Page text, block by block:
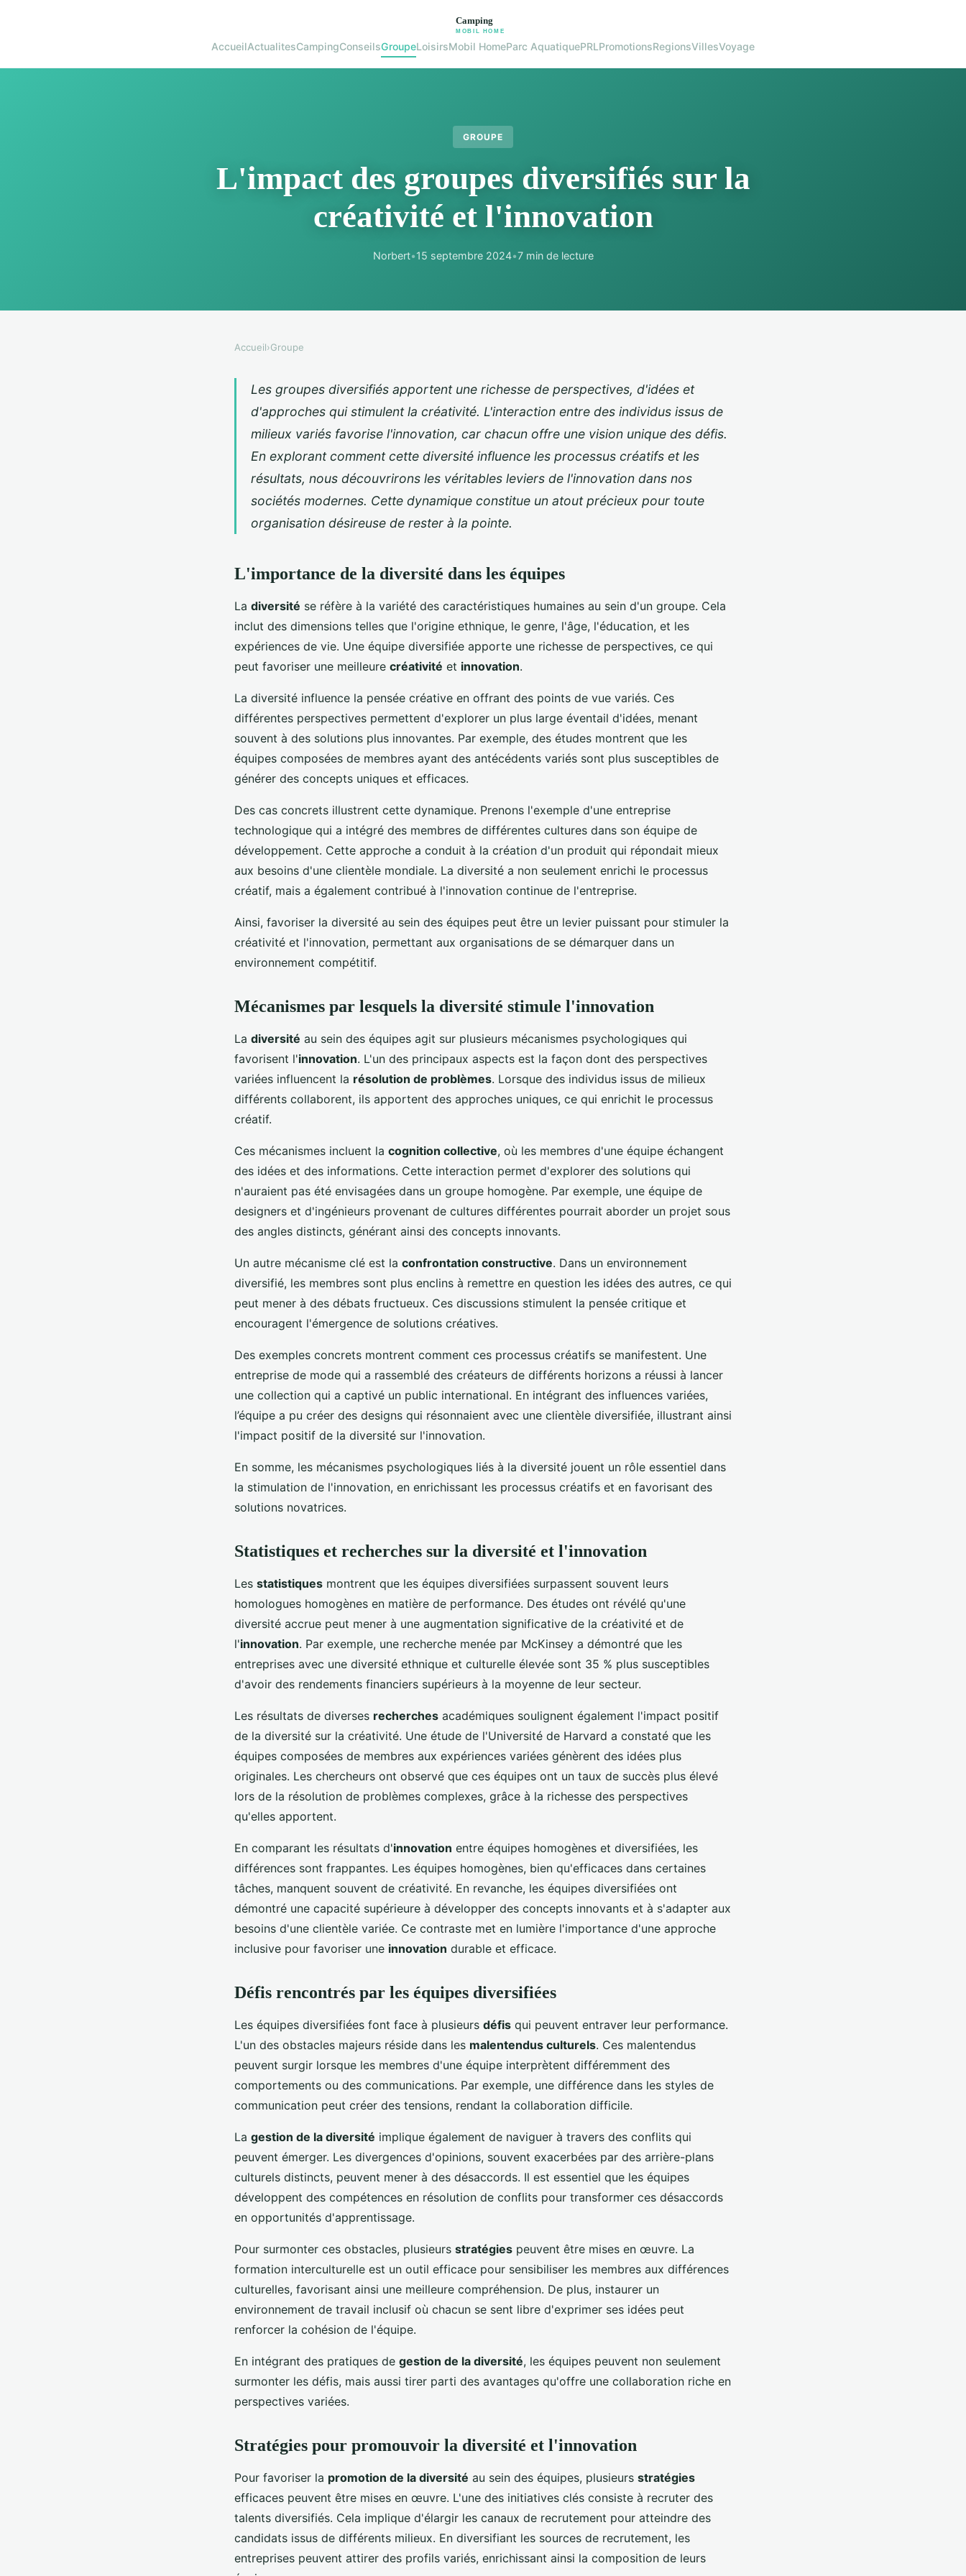
AccueilActualitesCampingConseilsGroupeLoisirsMobil HomeParc AquatiquePRLPromotionsRegionsVillesVoyage
GROUPE
L'impact des groupes diversifiés sur la
créativité et l'innovation
Norbert•15 septembre 2024•7 min de lecture
Accueil›Groupe
Les groupes diversifiés apportent une richesse de perspectives, d'idées et
d'approches qui stimulent la créativité. L'interaction entre des individus issus de
milieux variés favorise l'innovation, car chacun offre une vision unique des défis.
En explorant comment cette diversité influence les processus créatifs et les
résultats, nous découvrirons les véritables leviers de l'innovation dans nos
sociétés modernes. Cette dynamique constitue un atout précieux pour toute
organisation désireuse de rester à la pointe.
L'importance de la diversité dans les équipes
La diversité se réfère à la variété des caractéristiques humaines au sein d'un groupe. Cela
inclut des dimensions telles que l'origine ethnique, le genre, l'âge, l'éducation, et les
expériences de vie. Une équipe diversifiée apporte une richesse de perspectives, ce qui
peut favoriser une meilleure créativité et innovation.
La diversité influence la pensée créative en offrant des points de vue variés. Ces
différentes perspectives permettent d'explorer un plus large éventail d'idées, menant
souvent à des solutions plus innovantes. Par exemple, des études montrent que les
équipes composées de membres ayant des antécédents variés sont plus susceptibles de
générer des concepts uniques et efficaces.
Des cas concrets illustrent cette dynamique. Prenons l'exemple d'une entreprise
technologique qui a intégré des membres de différentes cultures dans son équipe de
développement. Cette approche a conduit à la création d'un produit qui répondait mieux
aux besoins d'une clientèle mondiale. La diversité a non seulement enrichi le processus
créatif, mais a également contribué à l'innovation continue de l'entreprise.
Ainsi, favoriser la diversité au sein des équipes peut être un levier puissant pour stimuler la
créativité et l'innovation, permettant aux organisations de se démarquer dans un
environnement compétitif.
Mécanismes par lesquels la diversité stimule l'innovation
La diversité au sein des équipes agit sur plusieurs mécanismes psychologiques qui
favorisent l'innovation. L'un des principaux aspects est la façon dont des perspectives
variées influencent la résolution de problèmes. Lorsque des individus issus de milieux
différents collaborent, ils apportent des approches uniques, ce qui enrichit le processus
créatif.
Ces mécanismes incluent la cognition collective, où les membres d'une équipe échangent
des idées et des informations. Cette interaction permet d'explorer des solutions qui
n'auraient pas été envisagées dans un groupe homogène. Par exemple, une équipe de
designers et d'ingénieurs provenant de cultures différentes pourrait aborder un projet sous
des angles distincts, générant ainsi des concepts innovants.
Un autre mécanisme clé est la confrontation constructive. Dans un environnement
diversifié, les membres sont plus enclins à remettre en question les idées des autres, ce qui
peut mener à des débats fructueux. Ces discussions stimulent la pensée critique et
encouragent l'émergence de solutions créatives.
Des exemples concrets montrent comment ces processus créatifs se manifestent. Une
entreprise de mode qui a rassemblé des créateurs de différents horizons a réussi à lancer
une collection qui a captivé un public international. En intégrant des influences variées,
l’équipe a pu créer des designs qui résonnaient avec une clientèle diversifiée, illustrant ainsi
l'impact positif de la diversité sur l'innovation.
En somme, les mécanismes psychologiques liés à la diversité jouent un rôle essentiel dans
la stimulation de l'innovation, en enrichissant les processus créatifs et en favorisant des
solutions novatrices.
Statistiques et recherches sur la diversité et l'innovation
Les statistiques montrent que les équipes diversifiées surpassent souvent leurs
homologues homogènes en matière de performance. Des études ont révélé qu'une
diversité accrue peut mener à une augmentation significative de la créativité et de
l'innovation. Par exemple, une recherche menée par McKinsey a démontré que les
entreprises avec une diversité ethnique et culturelle élevée sont 35 % plus susceptibles
d'avoir des rendements financiers supérieurs à la moyenne de leur secteur.
Les résultats de diverses recherches académiques soulignent également l'impact positif
de la diversité sur la créativité. Une étude de l'Université de Harvard a constaté que les
équipes composées de membres aux expériences variées génèrent des idées plus
originales. Les chercheurs ont observé que ces équipes ont un taux de succès plus élevé
lors de la résolution de problèmes complexes, grâce à la richesse des perspectives
qu'elles apportent.
En comparant les résultats d'innovation entre équipes homogènes et diversifiées, les
différences sont frappantes. Les équipes homogènes, bien qu'efficaces dans certaines
tâches, manquent souvent de créativité. En revanche, les équipes diversifiées ont
démontré une capacité supérieure à développer des concepts innovants et à s'adapter aux
besoins d'une clientèle variée. Ce contraste met en lumière l'importance d'une approche
inclusive pour favoriser une innovation durable et efficace.
Défis rencontrés par les équipes diversifiées
Les équipes diversifiées font face à plusieurs défis qui peuvent entraver leur performance.
L'un des obstacles majeurs réside dans les malentendus culturels. Ces malentendus
peuvent surgir lorsque les membres d'une équipe interprètent différemment des
comportements ou des communications. Par exemple, une différence dans les styles de
communication peut créer des tensions, rendant la collaboration difficile.
La gestion de la diversité implique également de naviguer à travers des conflits qui
peuvent émerger. Les divergences d'opinions, souvent exacerbées par des arrière-plans
culturels distincts, peuvent mener à des désaccords. Il est essentiel que les équipes
développent des compétences en résolution de conflits pour transformer ces désaccords
en opportunités d'apprentissage.
Pour surmonter ces obstacles, plusieurs stratégies peuvent être mises en œuvre. La
formation interculturelle est un outil efficace pour sensibiliser les membres aux différences
culturelles, favorisant ainsi une meilleure compréhension. De plus, instaurer un
environnement de travail inclusif où chacun se sent libre d'exprimer ses idées peut
renforcer la cohésion de l'équipe.
En intégrant des pratiques de gestion de la diversité, les équipes peuvent non seulement
surmonter les défis, mais aussi tirer parti des avantages qu'offre une collaboration riche en
perspectives variées.
Stratégies pour promouvoir la diversité et l'innovation
Pour favoriser la promotion de la diversité au sein des équipes, plusieurs stratégies
efficaces peuvent être mises en œuvre. L'une des initiatives clés consiste à recruter des
talents diversifiés. Cela implique d'élargir les canaux de recrutement pour atteindre des
candidats issus de différents milieux. En diversifiant les sources de recrutement, les
entreprises peuvent attirer des profils variés, enrichissant ainsi la composition de leurs